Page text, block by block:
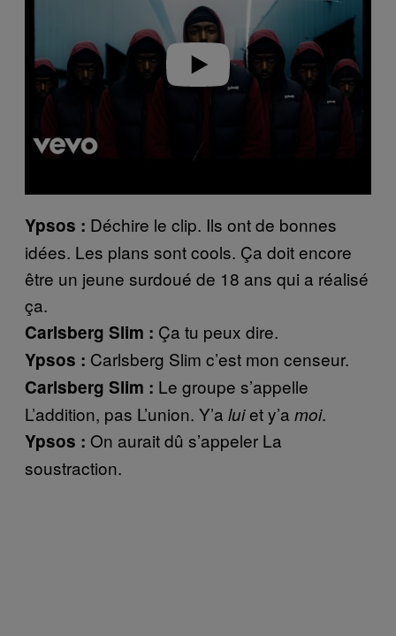
Ypsos : Déchire le clip. Ils ont de bonnes
idées. Les plans sont cools. Ça doit encore
être un jeune surdoué de 18 ans qui a réalisé
ça.
Carlsberg Slim : Ça tu peux dire.
Ypsos : Carlsberg Slim c’est mon censeur.
Carlsberg Slim : Le groupe s’appelle
L’addition, pas L’union. Y’a luiet y’a moi.
Ypsos : On aurait dû s’appeler La
soustraction.